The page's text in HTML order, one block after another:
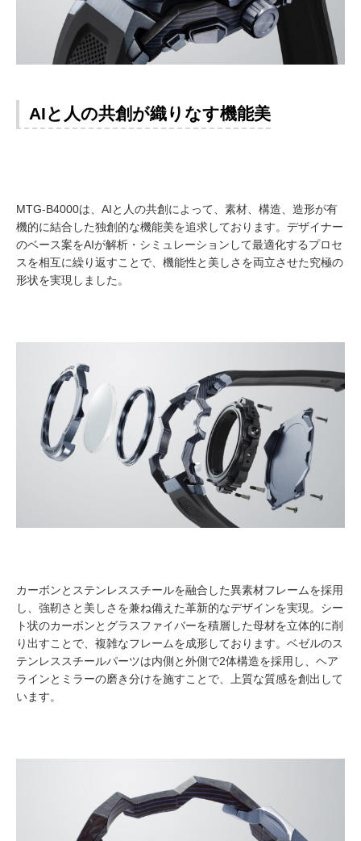
AIと人の共創が織りなす機能美
MTG-B4000は、AIと人の共創によって、素材、構造、造形が有
機的に結合した独創的な機能美を追求しております。デザイナー
のベース案をAIが解析・シミュレーションして最適化するプロセ
スを相互に繰り返すことで、機能性と美しさを両立させた究極の
形状を実現しました。
カーボンとステンレススチールを融合した異素材フレームを採用
し、強靭さと美しさを兼ね備えた革新的なデザインを実現。シー
ト状のカーボンとグラスファイバーを積層した母材を立体的に削
り出すことで、複雑なフレームを成形しております。ベゼルのス
テンレススチールパーツは内側と外側で2体構造を採用し、ヘア
ラインとミラーの磨き分けを施すことで、上質な質感を創出して
います。